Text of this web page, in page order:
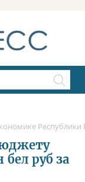
руб за